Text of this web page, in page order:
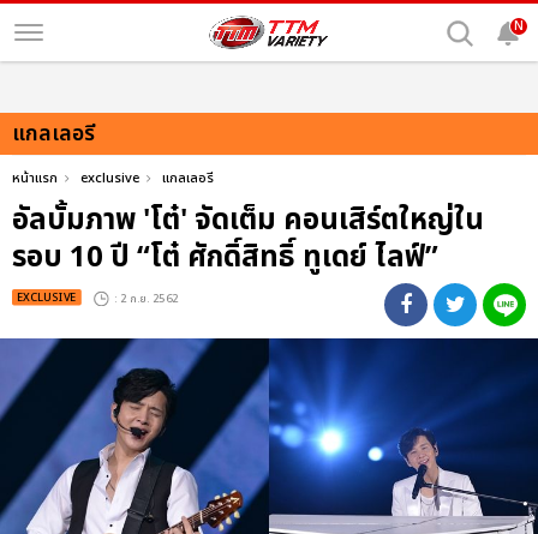
N
แกลเลอรี
หน้าแรก exclusive แกลเลอรี
อัลบั้มภาพ 'โต๋' จัดเต็ม คอนเสิร์ตใหญ่ใน
รอบ 10 ปี “โต๋ ศักดิ์สิทธิ์ ทูเดย์ ไลฟ์”
EXCLUSIVE : 2 ก.ย. 2562